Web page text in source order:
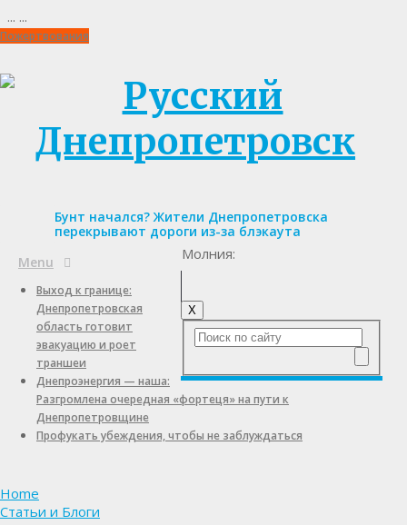
... ...
Пожертвования
Бунт начался? Жители Днепропетровска
перекрывают дороги из-за блэкаута
Menu
X
Молния:
Выход к границе:
Днепропетровская
область готовит
эвакуацию и роет
траншеи
Днепроэнергия — наша:
Разгромлена очередная «фортеця» на пути к
Днепропетровщине
Профукать убеждения, чтобы не заблуждаться
Home
Статьи и Блоги